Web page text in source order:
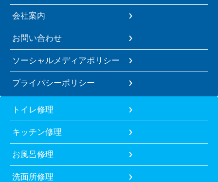
会社案内
お問い合わせ
ソーシャルメディアポリシー
プライバシーポリシー
トイレ修理
キッチン修理
お風呂修理
洗面所修理